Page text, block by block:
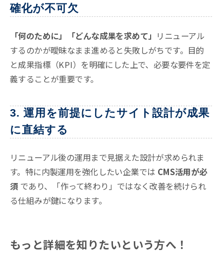
確化が不可欠
「何のために」「どんな成果を求めて」 リニューアル
するのかが曖昧なまま進めると失敗しがちです。目的
と成果指標（KPI）を明確にした上で、必要な要件を定
義することが重要です。
3. 運用を前提にしたサイト設計が成果
に直結する
リニューアル後の運用まで見据えた設計が求められま
す。特に内製運用を強化したい企業では CMS活用が必
須 であり、「作って終わり」ではなく改善を続けられ
る仕組みが鍵になります。
もっと詳細を知りたいという方へ！